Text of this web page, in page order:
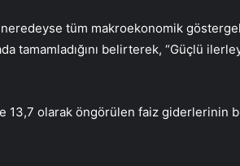
neredeyse tüm makroekonomik
tamamladığını belirterek, “Güçlü
13,7 olarak öngörülen faiz giderlerinin